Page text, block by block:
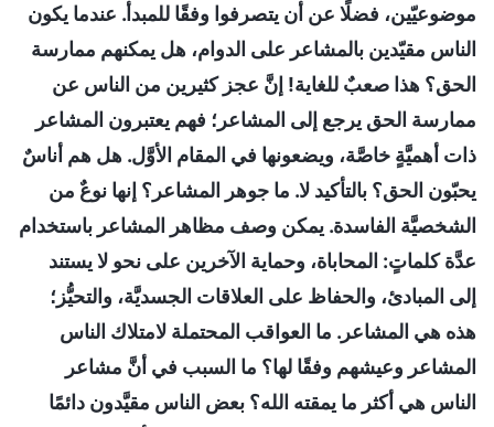
موضوعيّين، فضلًا عن أن يتصرفوا وفقًا للمبدأ. عندما يكون
الناس مقيّدين بالمشاعر على الدوام، هل يمكنهم ممارسة
الحق؟ هذا صعبٌ للغاية! إنَّ عجز كثيرين من الناس عن
ممارسة الحق يرجع إلى المشاعر؛ فهم يعتبرون المشاعر
ذات أهميَّةٍ خاصَّة، ويضعونها في المقام الأوَّل. هل هم أناسٌ
يحبّون الحق؟ بالتأكيد لا. ما جوهر المشاعر؟ إنها نوعٌ من
الشخصيَّة الفاسدة. يمكن وصف مظاهر المشاعر باستخدام
عدَّة كلماتٍ: المحاباة، وحماية الآخرين على نحو لا يستند
إلى المبادئ، والحفاظ على العلاقات الجسديَّة، والتحيُّز؛
هذه هي المشاعر. ما العواقب المحتملة لامتلاك الناس
المشاعر وعيشهم وفقًا لها؟ ما السبب في أنَّ مشاعر
الناس هي أكثر ما يمقته الله؟ بعض الناس مقيَّدون دائمًا